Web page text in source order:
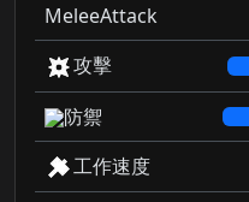
MeleeAttack
攻擊
防禦
工作速度